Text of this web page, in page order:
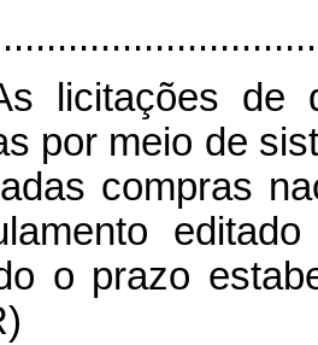
licitações
por meio de
compras
o prazo